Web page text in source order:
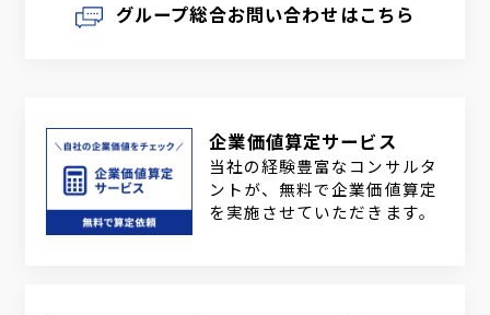
グループ総合お問い合わせはこちら
企業価値算定サービス
当社の経験豊富なコンサルタ
ントが、無料で企業価値算定
を実施させていただきます。